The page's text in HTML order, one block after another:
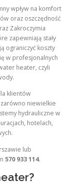
wpływ na komfort
oraz oszczędność
Zakroczymia
zapewniają stały
ograniczyć koszty
w profesjonalnych
heater, czyli
klientów
niewielkie
hydrauliczne w
hotelach,
lub
570 933 114.